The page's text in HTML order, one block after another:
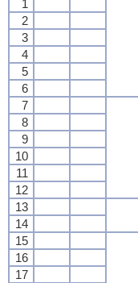
1
2
3
4
5
6
7
8
9
10
11
12
13
14
15
16
17
1
2
3
4
5
6
7
8
9
10
11
12
13
14
15
16
17
1
2
3
4
5
6
7
8
9
10
11
12
13
14
15
16
17
1
2
3
4
5
6
7
8
9
10
11
12
13
14
15
16
17